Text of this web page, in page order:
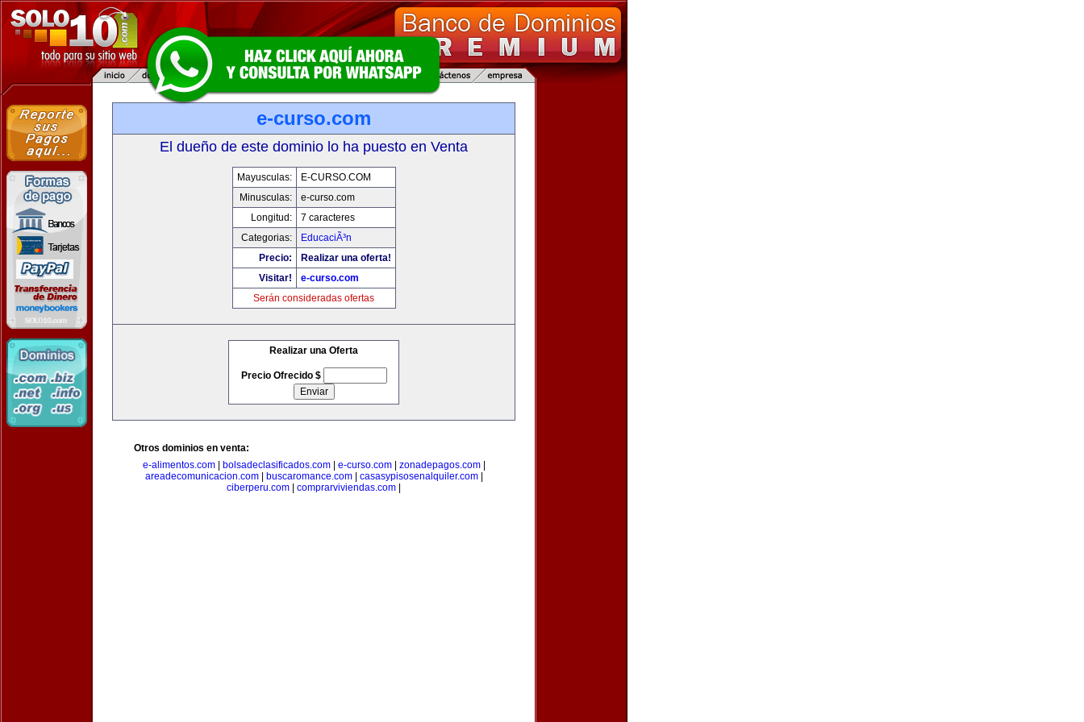
e-curso.com
El dueño de este dominio lo ha puesto en Venta
Mayusculas:
E-CURSO.COM
Minusculas:
e-curso.com
Longitud:
7 caracteres
Categorias:
EducaciÃ³n
Precio:
Realizar una oferta!
Visitar!
e-curso.com
Serán consideradas ofertas
Realizar una Oferta
Precio Ofrecido $
Otros dominios en venta:
e-alimentos.com| bolsadeclasificados.com| e-curso.com| zonadepagos.com|
areadecomunicacion.com| buscaromance.com| casasypisosenalquiler.com|
ciberperu.com
comprarviviendas.com